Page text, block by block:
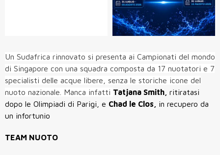
Un Sudafrica rinnovato si presenta ai Campionati del mondo
di Singapore con una squadra composta da 17 nuotatori e 7
specialisti delle acque libere, senza le storiche icone del
nuoto nazionale. Manca infatti Tatjana Smith, ritiratasi
dopo le Olimpiadi di Parigi, e Chad le Clos, in recupero da
un infortunio
TEAM NUOTO